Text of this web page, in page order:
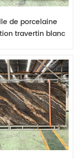
de porcelaine
travertin blanc
de pierre bon
en provenance
de Chine